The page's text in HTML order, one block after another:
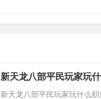
新天龙八部平民玩家玩
新天龙八部平民玩家玩什么